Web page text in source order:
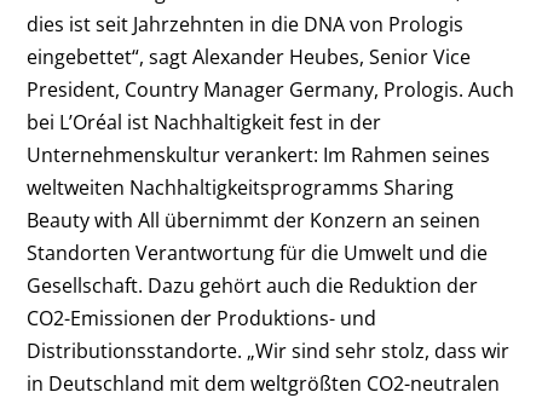
dies ist seit Jahrzehnten in die DNA von Prologis
eingebettet“, sagt Alexander Heubes, Senior Vice
President, Country Manager Germany, Prologis. Auch
bei L’Oréal ist Nachhaltigkeit fest in der
Unternehmenskultur verankert: Im Rahmen seines
weltweiten Nachhaltigkeitsprogramms Sharing
Beauty with All übernimmt der Konzern an seinen
Standorten Verantwortung für die Umwelt und die
Gesellschaft. Dazu gehört auch die Reduktion der
CO2-Emissionen der Produktions- und
Distributionsstandorte. „Wir sind sehr stolz, dass wir
in Deutschland mit dem weltgrößten CO2-neutralen